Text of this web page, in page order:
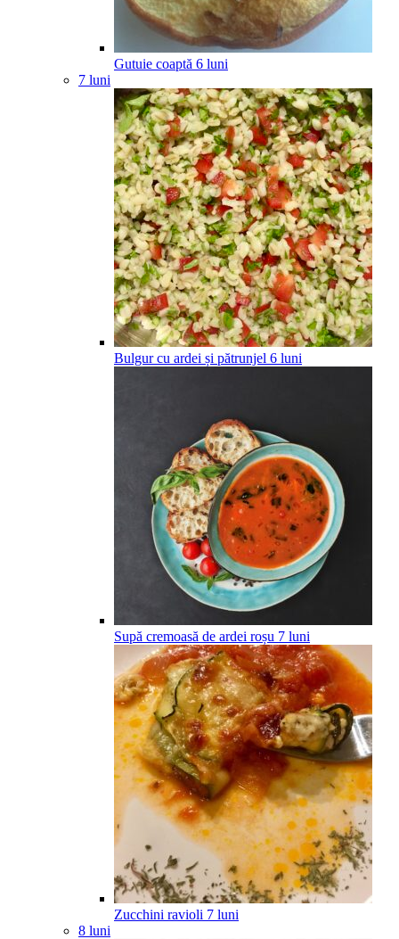
Gutuie coaptă 6 luni
7 luni
Bulgur cu ardei și pătrunjel 6 luni
Supă cremoasă de ardei roșu 7 luni
Zucchini ravioli 7 luni
8 luni